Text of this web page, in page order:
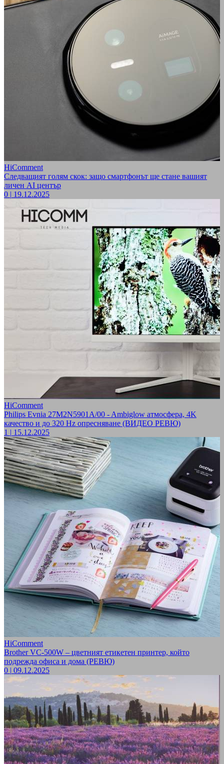
HiComment
Следващият голям скок: защо смартфонът ще стане вашият
личен AI център
0 | 19.12.2025
HiComment
Philips Evnia 27M2N5901A/00 - Ambiglow атмосфера, 4K
качество и до 320 Hz опресняване (ВИДЕО РЕВЮ)
1 | 15.12.2025
HiComment
Brother VC-500W – цветният етикетен принтер, който
подрежда офиса и дома (РЕВЮ)
0 | 09.12.2025